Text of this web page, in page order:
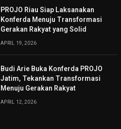
PROJO Riau Siap Laksanakan
Konferda Menuju Transformasi
Gerakan Rakyat yang Solid
APRIL 19, 2026
Budi Arie Buka Konferda PROJO
Jatim, Tekankan Transformasi
Menuju Gerakan Rakyat
APRIL 12, 2026